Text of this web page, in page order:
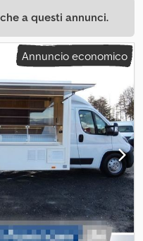
a questi annunci.
Annuncio economico